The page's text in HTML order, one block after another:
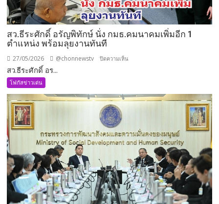
รวม
สว.ธีระศักดิ์ อรัญพิทักษ์ นั่ง กมธ.คมนาคมเพิ่มอีก 1
ตำแหน่ง พร้อมลุยงานทันที
27/05/2026 @chonnewstv ปิดความเห็น
อรัญ
กมธ.คมนาคม
เพิ่ม
1
ตำแหน่ง
พร้อม
ลุย
สว.ธีระศักดิ์ อร...
โฟกัสข่าวเด่น